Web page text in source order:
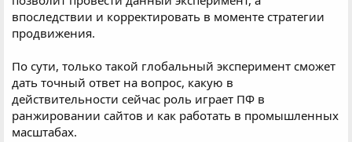
впоследствии и корректировать в моменте стратегии
продвижения.
По сути, только такой глобальный эксперимент сможет
дать точный ответ на вопрос, какую в
действительности сейчас роль играет ПФ в
ранжировании сайтов и как работать в промышленных
масштабах.